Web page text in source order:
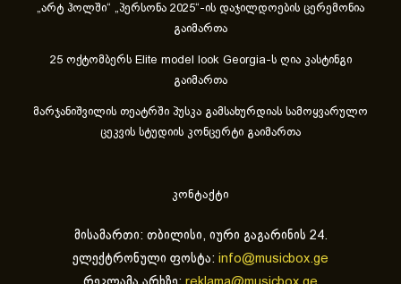
„არტ ჰოლში“ „პერსონა 2025“-ის დაჯილდოების ცერემონია
გაიმართა
25 ოქტომბერს Elite model look Georgia-ს ღია კასტინგი
გაიმართა
მარჯანიშვილის თეატრში პუსკა გამსახურდიას სამოყვარულო
ცეკვის სტუდიის კონცერტი გაიმართა
კონტაქტი
მისამართი: თბილისი, იური გაგარინის 24.
ელექტრონული ფოსტა: info@musicbox.ge